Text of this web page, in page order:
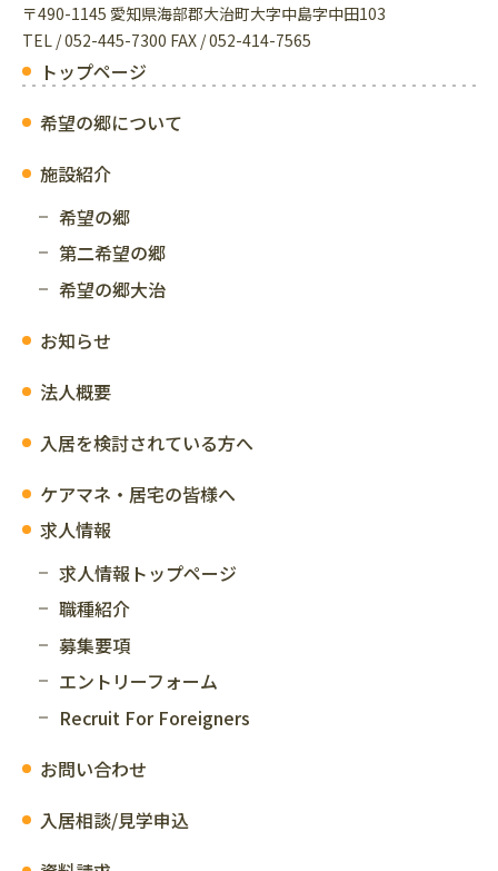
〒490-1145 愛知県海部郡大治町大字中島字中田103
TEL / 052-445-7300 FAX / 052-414-7565
トップページ
希望の郷について
施設紹介
希望の郷
第二希望の郷
希望の郷大治
お知らせ
法人概要
入居を検討されている方へ
ケアマネ・居宅の皆様へ
求人情報
求人情報トップページ
職種紹介
募集要項
エントリーフォーム
Recruit For Foreigners
お問い合わせ
入居相談/見学申込